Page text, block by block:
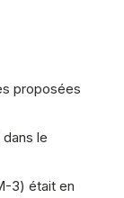
proposées
le
3) était en